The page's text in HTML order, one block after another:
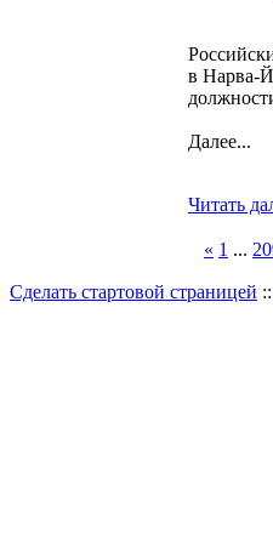
в Нарва-
Далее...
Читать
« 1 ...
Сделать стартовой страницей